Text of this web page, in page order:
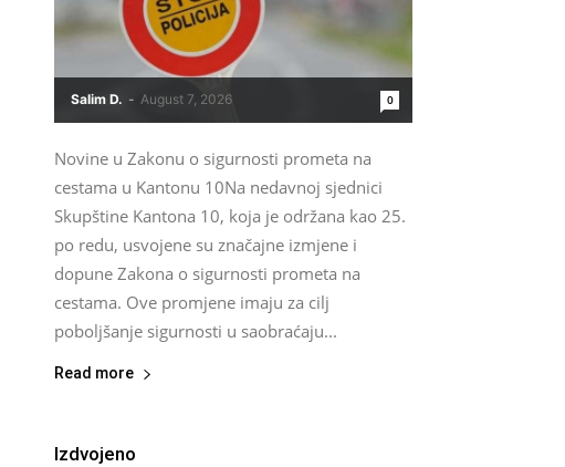
Salim D. - August 7, 2026 0
Novine u Zakonu o sigurnosti prometa na
cestama u Kantonu 10Na nedavnoj sjednici
Skupštine Kantona 10, koja je održana kao 25.
po redu, usvojene su značajne izmjene i
dopune Zakona o sigurnosti prometa na
cestama. Ove promjene imaju za cilj
poboljšanje sigurnosti u saobraćaju...
Read more
Izdvojeno